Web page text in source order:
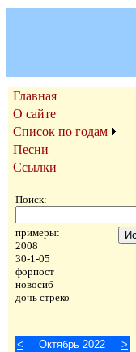
Главная
О сайте
Список по годам
Песни
Ссылки
Поиск:
примеры:
2008
30-1-05
форпост
новосиб
дочь стреко
< Октябрь 2022
>